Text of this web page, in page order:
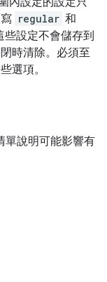
regular 和
些設定不會儲存到
時清除。必須至
選項。
單說明可能影響有